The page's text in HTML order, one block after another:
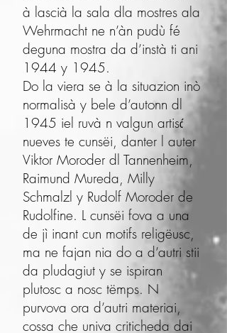
à lascià la sala dla mostres ala
Wehrmacht ne n’àn pudù fé
deguna mostra da d’instà ti ani
1944 y 1945.
Do la viera se à la situazion inò
normalisà y bele d’autonn dl
1945 iel ruvà n valgun artisć
nueves te cunsëi, danter l auter
Viktor Moroder dl Tannenheim,
Raimund Mureda, Milly
Schmalzl y Rudolf Moroder de
Rudolfine. L cunsëi fova a una
de jì inant cun motifs religëusc,
ma ne fajan nia do a d’autri stii
da pludagiut y se ispiran
plutosc a nosc tëmps. N
purvova ora d’autri materiai,
cossa che univa criticheda dai